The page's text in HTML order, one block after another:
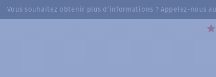
Vous souhaitez obtenir plus d’informations ? Appelez-nous au